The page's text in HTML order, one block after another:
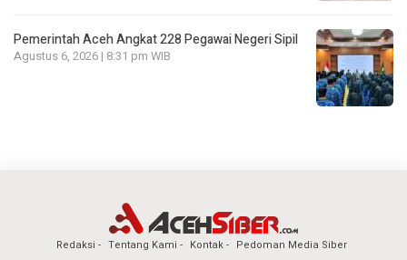
Pemerintah Aceh Angkat 228 Pegawai Negeri Sipil
Agustus 6, 2026 | 8:31 pm WIB
Redaksi Tentang Kami Kontak Pedoman Media Siber